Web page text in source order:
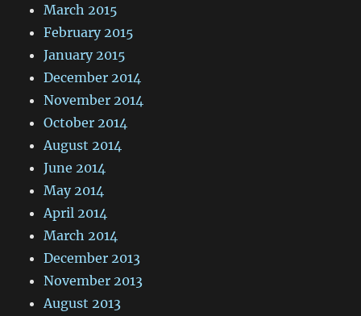
March 2015
February 2015
January 2015
December 2014
November 2014
October 2014
August 2014
June 2014
May 2014
April 2014
March 2014
December 2013
November 2013
August 2013